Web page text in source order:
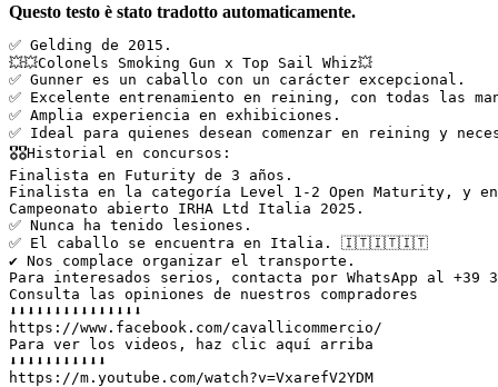
Questo testo è stato tradotto automaticamente.
✅️ Gelding de 2015.
💥💥Colonels Smoking Gun x Top Sail Whiz💥
✅️ Gunner es un caballo con un carácter excepcional.
✅️ Excelente entrenamiento en reining, con todas
✅️ Amplia experiencia en exhibiciones.
✅️ Ideal para quienes desean comenzar en reining y
🎖🎖Historial en concursos:
Finalista en Futurity de 3 años.
Finalista en la categoría Level 1-2 Open Maturity, y
Campeonato abierto IRHA Ltd Italia 2025.
✅️ Nunca ha tenido lesiones.
✅️ El caballo se encuentra en Italia. 🇮🇹🇮🇹🇮🇹
✔️ Nos complace organizar el transporte.
Para interesados serios, contacta por WhatsApp al +39
Consulta las opiniones de nuestros compradores
⬇️⬇️⬇️⬇️⬇️⬇️⬇️⬇️⬇️⬇️⬇️⬇️⬇️⬇️⬇️
https://www.facebook.com/cavallicommercio/
Para ver los videos, haz clic aquí arriba
⬇️⬇️⬇️⬇️⬇️⬇️⬇️⬇️⬇️⬇️⬇️
https://m.youtube.com/watch?v=VxarefV2YDM